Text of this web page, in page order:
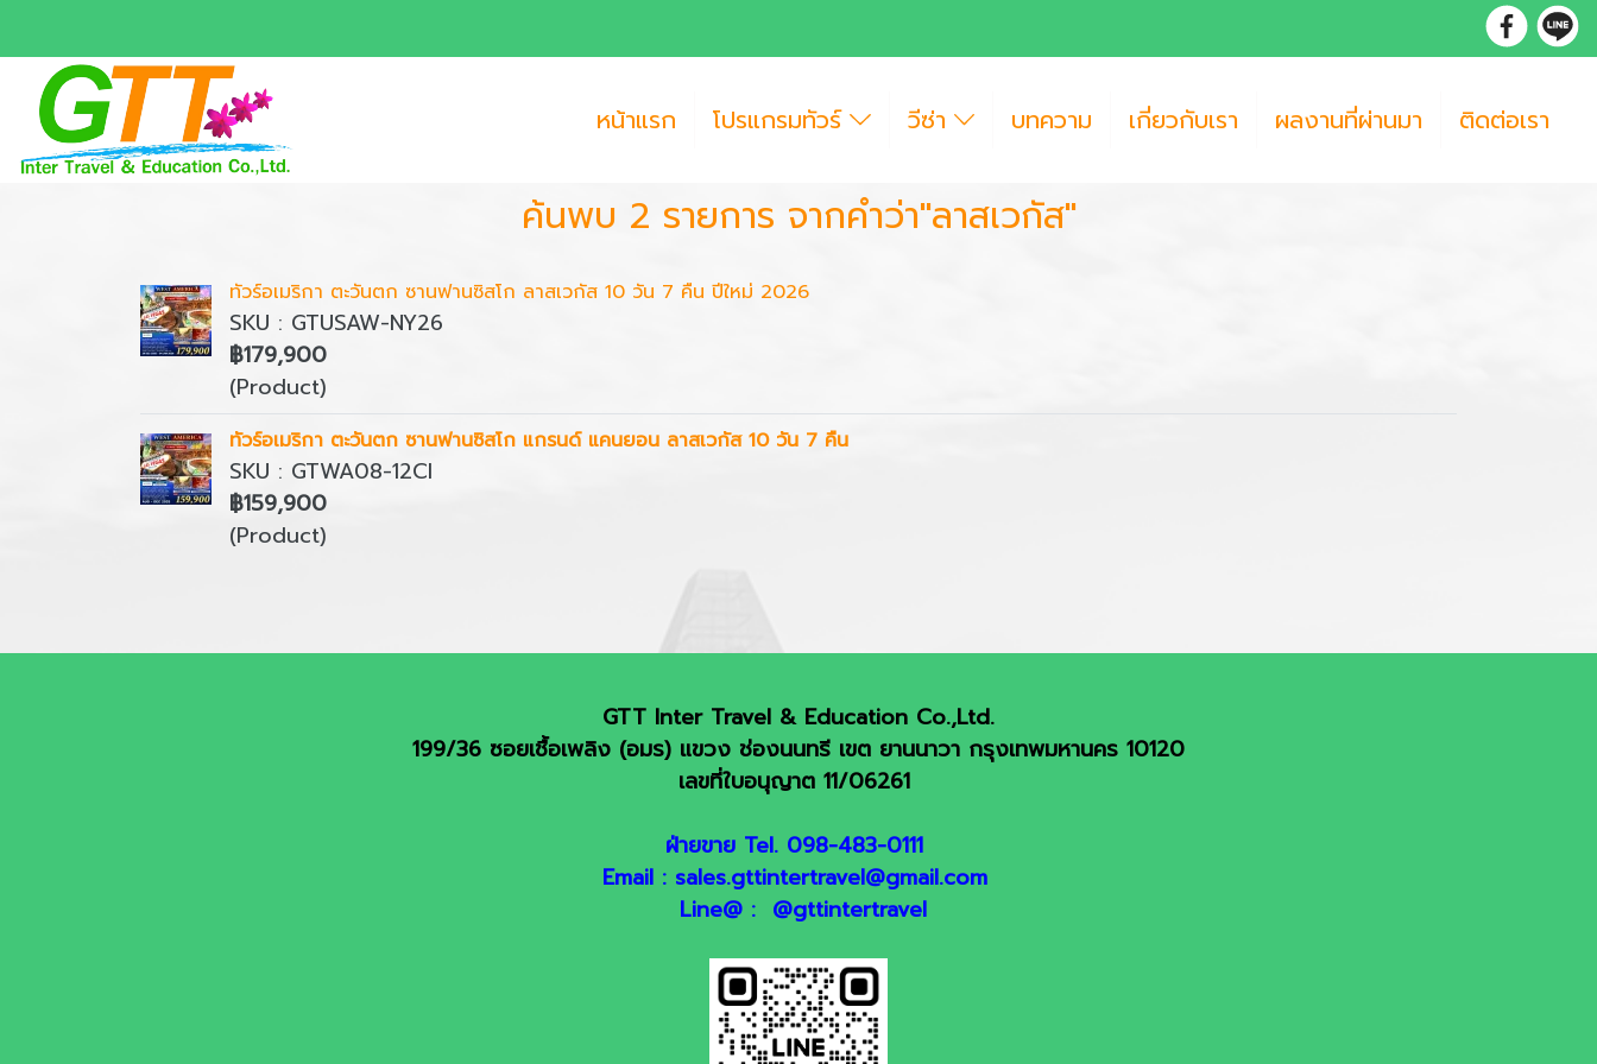
หน้าแรก โปรแกรมทัวร์ วีซ่า บทความ เกี่ยวกับเรา ผลงานที่ผ่านมา ติดต่อเรา
ค้นพบ 2 รายการ จากคำว่า"ลาสเวกัส"
ทัวร์อเมริกา ตะวันตก ซานฟานซิสโก ลาสเวกัส 10 วัน 7 คืน ปีใหม่ 2026
SKU : GTUSAW-NY26
฿179,900
(Product)
ทัวร์อเมริกา ตะวันตก ซานฟานซิสโก แกรนด์ แคนยอน ลาสเวกัส 10 วัน 7 คืน
SKU : GTWA08-12CI
฿159,900
(Product)
GTT Inter Travel & Education Co.,Ltd.
199/36 ซอยเชื้อเพลิง (อมร) แขวง ช่องนนทรี เขต ยานนาวา กรุงเทพมหานคร 10120
เลขที่ใบอนุญาต 11/06261
ฝ่ายขาย Tel. 098-483-0111
Email : sales.gttintertravel@gmail.com
Line@ : @gttintertravel